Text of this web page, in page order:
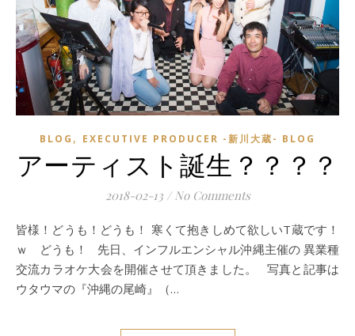
BLOG , EXECUTIVE PRODUCER -新川大蔵- BLOG
アーティスト誕生？？？？
2018-02-13 / No Comments
皆様！どうも！どうも！ 寒くて抱きしめて欲しいT蔵です！
ｗ どうも！ 先日、インフルエンシャル沖縄主催の 異業種
交流カラオケ大会を開催させて頂きました。 写真と記事は
ウタウマの『沖縄の尾崎』（…